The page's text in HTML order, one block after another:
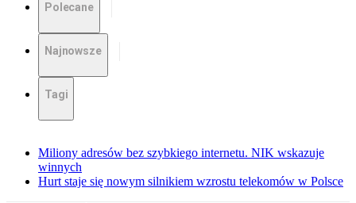
Polecane
Najnowsze
Tagi
Miliony adresów bez szybkiego internetu. NIK wskazuje
winnych
Hurt staje się nowym silnikiem wzrostu telekomów w Polsce